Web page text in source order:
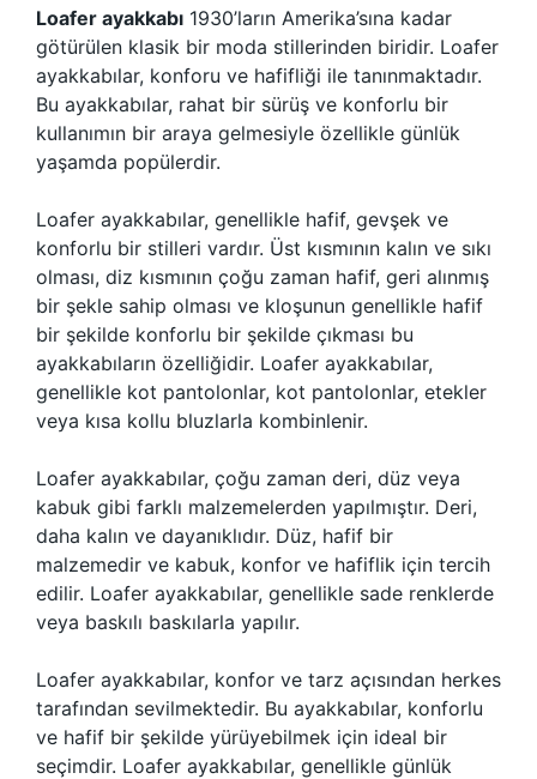
Loafer ayakkabı 1930’ların Amerika’sına kadar
götürülen klasik bir moda stillerinden biridir. Loafer
ayakkabılar, konforu ve hafifliği ile tanınmaktadır.
Bu ayakkabılar, rahat bir sürüş ve konforlu bir
kullanımın bir araya gelmesiyle özellikle günlük
yaşamda popülerdir.
Loafer ayakkabılar, genellikle hafif, gevşek ve
konforlu bir stilleri vardır. Üst kısmının kalın ve sıkı
olması, diz kısmının çoğu zaman hafif, geri alınmış
bir şekle sahip olması ve kloşunun genellikle hafif
bir şekilde konforlu bir şekilde çıkması bu
ayakkabıların özelliğidir. Loafer ayakkabılar,
genellikle kot pantolonlar, kot pantolonlar, etekler
veya kısa kollu bluzlarla kombinlenir.
Loafer ayakkabılar, çoğu zaman deri, düz veya
kabuk gibi farklı malzemelerden yapılmıştır. Deri,
daha kalın ve dayanıklıdır. Düz, hafif bir
malzemedir ve kabuk, konfor ve hafiflik için tercih
edilir. Loafer ayakkabılar, genellikle sade renklerde
veya baskılı baskılarla yapılır.
Loafer ayakkabılar, konfor ve tarz açısından herkes
tarafından sevilmektedir. Bu ayakkabılar, konforlu
ve hafif bir şekilde yürüyebilmek için ideal bir
seçimdir. Loafer ayakkabılar, genellikle günlük